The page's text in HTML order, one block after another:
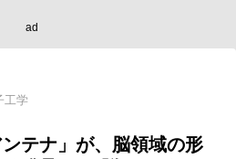
ad
工学
テナ」が、脳領域の形